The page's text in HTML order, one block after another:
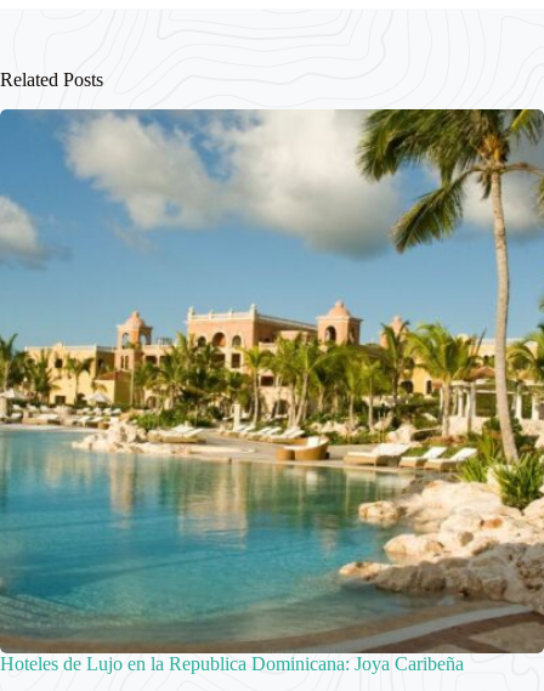
Related Posts
Hoteles de Lujo en la Republica Dominicana: Joya Caribeña